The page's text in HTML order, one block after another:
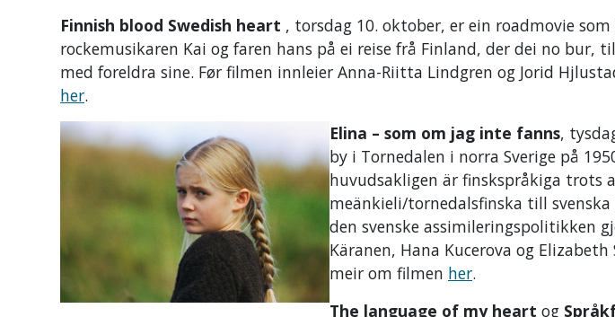
Finnish blood Swedish heart , torsdag 10. oktober, er ein roadmovie
rockemusikaren Kai og faren hans på ei reise frå Finland, der dei no bur,
med foreldra sine. Før filmen innleier Anna-Riitta Lindgren og Jorid
her.
Elina – som om jag inte fanns,
by i Tornedalen i norra Sverige på
huvudsakligen är finskspråkiga trots
meänkieli/tornedalsfinska till
den svenske assimileringspolitikken
Käranen, Hana Kucerova og
meir om filmen her.
The language of my heart og